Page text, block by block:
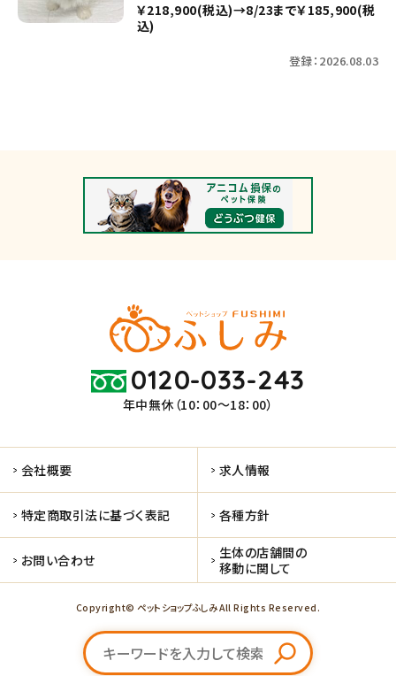
￥218,900(税込)→8/23まで￥185,900(税
込)
登録：2026.08.03
0120-033-243
年中無休（10：00～18：00）
会社概要 求人情報
特定商取引法に基づく表記 各種方針
お問い合わせ
生体の店舗間の
移動に関して
Copyright© ペットショップふしみ All Rights Reserved.